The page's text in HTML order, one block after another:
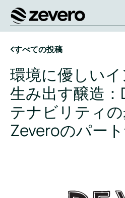
ホーム
すべての投稿
環境に優しい
生み出す醸造：
テナビリティ
Zeveroのパー